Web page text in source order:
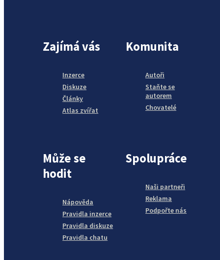
Zajímá vás
Inzerce
Diskuze
Články
Atlas zvířat
Komunita
Autoři
Staňte se
autorem
Chovatelé
Může se
hodit
Nápověda
Pravidla inzerce
Pravidla diskuze
Pravidla chatu
Spolupráce
Naši partneři
Reklama
Podpořte nás